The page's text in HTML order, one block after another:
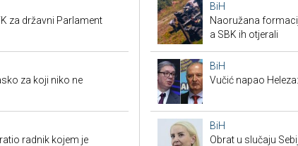
za državni Parlament
za koji niko ne
radnik kojem je
BiH
Naoružana
a SBK ih otjerali
BiH
Vučić napao
BiH
Obrat u slučaju